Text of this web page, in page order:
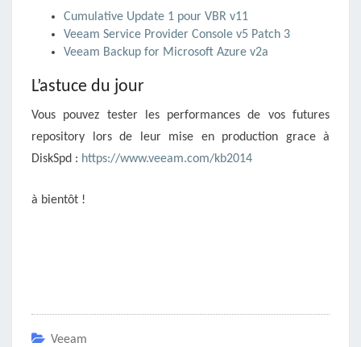
Cumulative Update 1 pour VBR v11
Veeam Service Provider Console v5 Patch 3
Veeam Backup for Microsoft Azure v2a
L’astuce du jour
Vous pouvez tester les performances de vos futures
repository lors de leur mise en production grace à
DiskSpd : https://www.veeam.com/kb2014
à bientôt !
Veeam